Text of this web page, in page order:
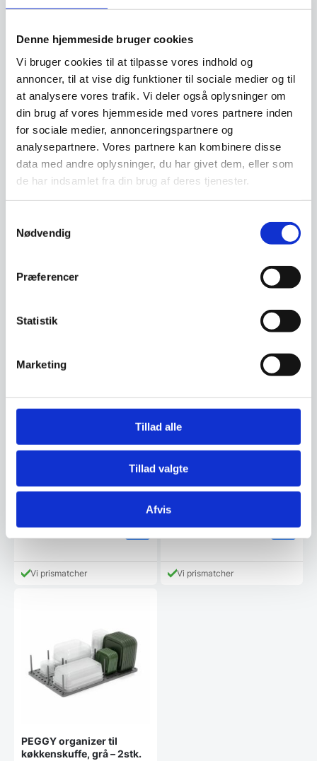
Denne hjemmeside bruger cookies
Vi bruger cookies til at tilpasse vores indhold og
annoncer, til at vise dig funktioner til sociale medier og til
at analysere vores trafik. Vi deler også oplysninger om
din brug af vores hjemmeside med vores partnere inden
for sociale medier, annonceringspartnere og
analysepartnere. Vores partnere kan kombinere disse
data med andre oplysninger, du har givet dem, eller som
de har indsamlet fra din brug af deres tjenester.
Nødvendig
Præferencer
Statistik
Marketing
Tillad alle
Tillad valgte
Afvis
Sæbeholder /
guldlook
Vægophæng til flasker med
shampoo, sæbe, lotion
129,00 DKK
Vi prismatcher
Koniseur Sengebord i
Koniseur Svævende Sengebord
i sort Ege lookSkab en stilren og
lampe i Mocca, giver med sin
549,00DKK
Vi prismatcher
Brass
lampe i Messing, giver med sin
lampeskærm et…
549,00DKK
Vi prismatcher
PEGGY organizer til
køkkenskuffe, grå – 2stk.